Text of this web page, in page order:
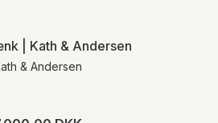
| Kath & Andersen
& Andersen